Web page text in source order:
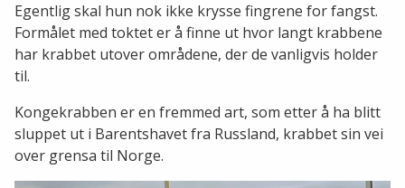
Egentlig skal hun nok ikke krysse fingrene for fangst.
Formålet med toktet er å finne ut hvor langt krabbene
har krabbet utover områdene, der de vanligvis holder
til.
Kongekrabben er en fremmed art, som etter å ha blitt
sluppet ut i Barentshavet fra Russland, krabbet sin vei
over grensa til Norge.